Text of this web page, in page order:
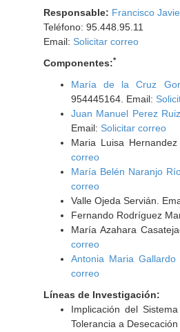
Responsable: Francisco
Teléfono: 95.448.95.11
Email: Solicitar correo
Componentes:*
María de la Cruz
954445164. Email:
Juan Manuel Perez Ruiz
Email: Solicitar correo
Maria Luisa
correo
María Belén Naranjo
correo
Valle Ojeda Servián.
Fernando Rodríguez
María Azahara
correo
Antonia Maria Gallardo
correo
Líneas de Investigación:
Implicación del
Tolerancia a